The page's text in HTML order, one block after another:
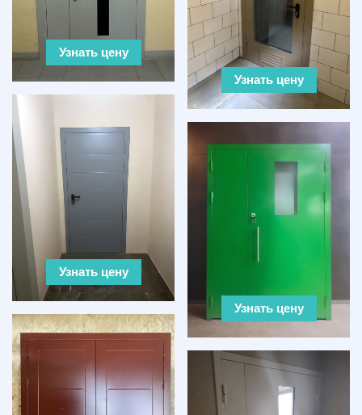
Узнать цену
Узнать цену
Узнать цену
Узнать цену